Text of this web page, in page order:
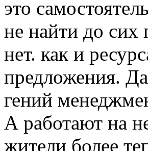
это
не найти до сих
нет. как и
предложения.
гений
А работают на
жители более